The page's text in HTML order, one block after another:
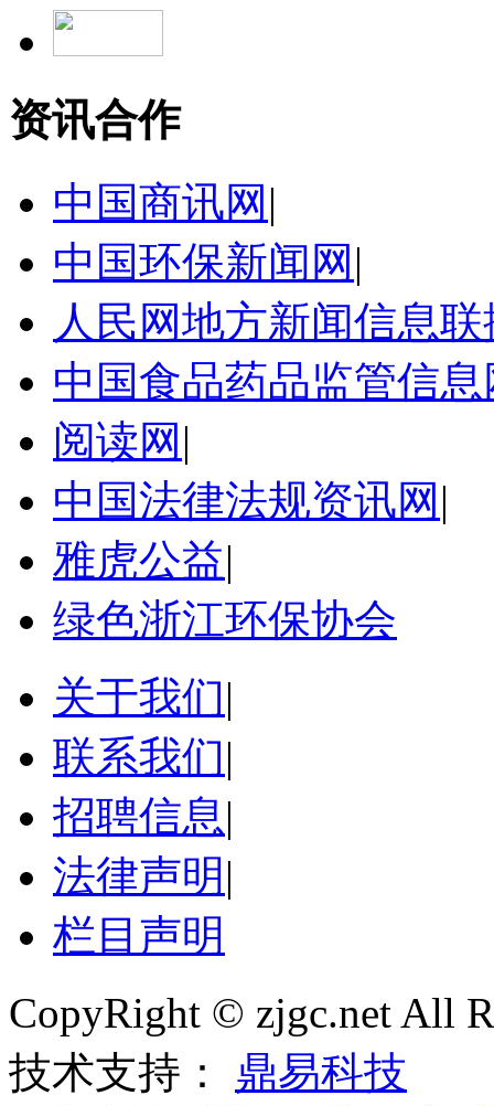
资讯合作
中国商讯网 |
中国环保新闻网 |
人民网地方新闻信息联
中国食品药品监管信息
阅读网 |
中国法律法规资讯网 |
雅虎公益|
绿色浙江环保协会
关于我们|
联系我们|
招聘信息|
法律声明 |
栏目声明
CopyRight © zjgc.net All
技术支持： 鼎易科技